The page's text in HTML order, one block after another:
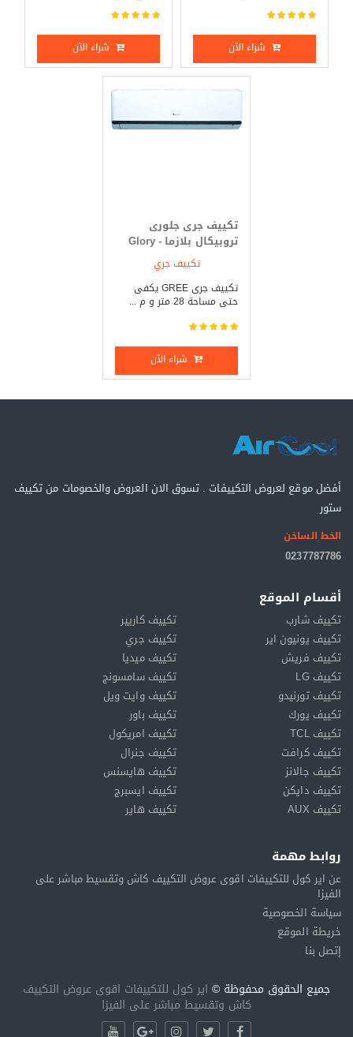
شراء الآن شراء الآن
تكييف جرى جلورى
تروبيكال بلازما - Glory
Tropical 3 حصان بارد
تكييف جري
تكييف جرى GREE يكفى
حتى مساحة 28 متر و م ...
شراء الآن
أفضل موقع لعروض التكييفات . تسوق الان العروض والخصومات من تكييف
ستور
الخط الساخن
0237787786
أقسام الموقع
تكييف شارب
تكييف كاريير
تكييف يونيون اير
تكييف جري
تكييف فريش
تكييف ميديا
تكييف LG
تكييف سامسونج
تكييف تورنيدو
تكييف وايت ويل
تكييف يورك
تكييف باور
تكييف TCL
تكييف امريكول
تكييف كرافت
تكييف جنرال
تكييف جالانز
تكييف هايسنس
تكييف دايكن
تكييف ايسبرج
تكييف AUX
تكييف هاير
روابط مهمة
عن اير كول للتكييفات اقوى عروض التكييف كاش وتقسيط مباشر على
الفيزا
سياسة الخصوصية
خريطة الموقع
إتصل بنا
جميع الحقوق محفوظة © اير كول للتكييفات اقوى عروض التكييف
كاش وتقسيط مباشر على الفيزا